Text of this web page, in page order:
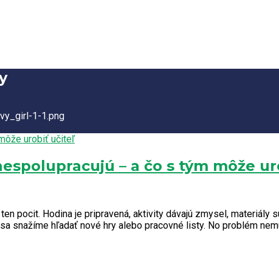
– a čo s tým môže
pocit. Hodina je pripravená, aktivity dávajú zmysel, materiály
snažíme hľadať nové hry alebo pracovné listy. No problém